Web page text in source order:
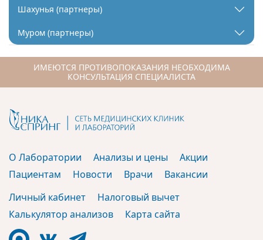
Шахунья (партнеры)
Муром (партнеры)
ИМЕЮТСЯ ПРОТИВОПОКАЗАНИЯ НЕОБХОДИМА
КОНСУЛЬТАЦИЯ СПЕЦИАЛИСТА
О Лаборатории Анализы и цены
Акции
Пациентам
Новости Врачи
Вакансии
Личный кабинет
Налоговый вычет
Калькулятор анализов
Карта сайта